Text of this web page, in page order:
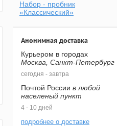
Набор - пробник
«Классический»
Анонимная доставка
Курьером в городах
Москва, Санкт-Петербург
сегодня - завтра
Почтой России в любой
населеный пункт
4 - 10 дней
подробнее о доставке